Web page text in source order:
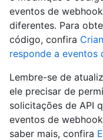
eventos de
diferentes. Para
código, confira
responde a eventos
Lembre-se de
ele precisar de
solicitações de API
eventos de
saber mais, confira